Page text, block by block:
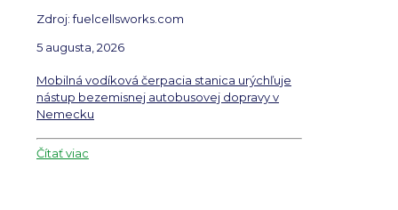
Zdroj: fuelcellsworks.com
5 augusta, 2026
Mobilná vodíková čerpacia stanica urýchľuje
nástup bezemisnej autobusovej dopravy v
Nemecku
Čítať viac